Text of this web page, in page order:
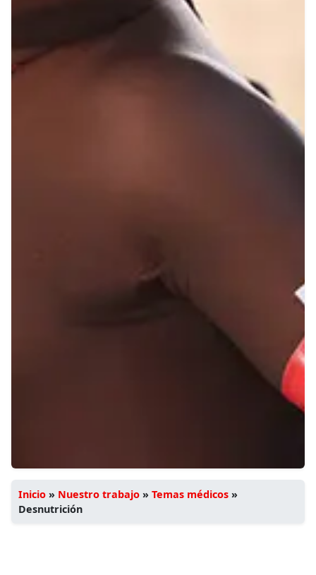
Inicio » Nuestro trabajo » Temas médicos »
Desnutrición